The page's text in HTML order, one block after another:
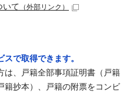
いて （外部リンク）
で取得できます。
は、戸籍全部事項証明書（戸籍
籍抄本）、戸籍の附票をコンビ